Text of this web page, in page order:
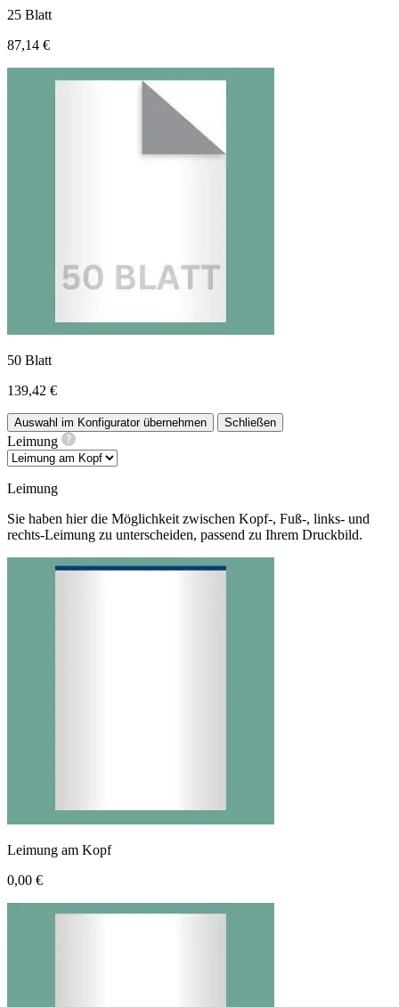
25 Blatt
87,14 €
50 Blatt
139,42 €
Auswahl im Konfigurator übernehmen Schließen
Leimung
Leimung
Sie haben hier die Möglichkeit zwischen Kopf-, Fuß-, links- und
rechts-Leimung zu unterscheiden, passend zu Ihrem Druckbild.
Leimung am Kopf
0,00 €